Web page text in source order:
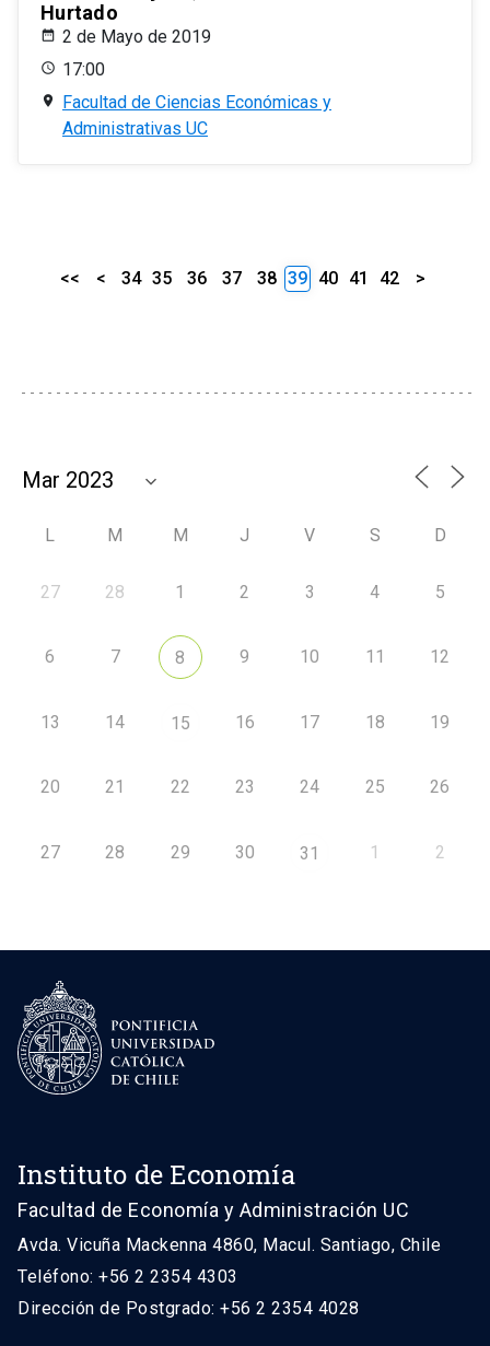
Hurtado
2 de Mayo de 2019
17:00
Facultad de Ciencias Económicas y
Administrativas UC
<< < 34 35 36 37 38 39 40 41 42 >
L M M J V S D
27 28 1 2 3 4 5
6 7 8 9 10 11 12
13 14 15 16 17 18 19
20 21 22 23 24 25 26
27 28 29 30 31 1 2
Instituto de Economía
Facultad de Economía y Administración UC
Avda. Vicuña Mackenna 4860, Macul. Santiago, Chile
Teléfono: +56 2 2354 4303
Dirección de Postgrado: +56 2 2354 4028